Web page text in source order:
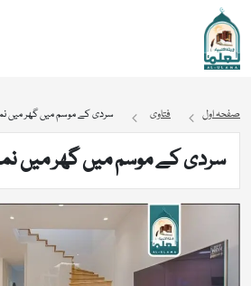
صفحہ اول فتاوی سردی کے موسم میں گھر میں
سردی کے موسم میں گھر میں